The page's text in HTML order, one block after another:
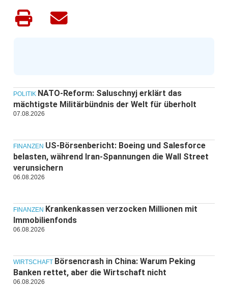
POLITIK NATO-Reform: Saluschnyj erklärt das
mächtigste Militärbündnis der Welt für überholt
07.08.2026
FINANZEN US-Börsenbericht: Boeing und Salesforce
belasten, während Iran-Spannungen die Wall Street
verunsichern
06.08.2026
FINANZEN Krankenkassen verzocken Millionen mit
Immobilienfonds
06.08.2026
WIRTSCHAFT Börsencrash in China: Warum Peking
Banken rettet, aber die Wirtschaft nicht
06.08.2026